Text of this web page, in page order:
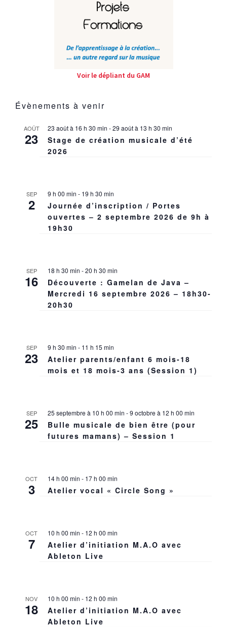
Voir le dépliant du GAM
Évènements à venir
AOÛT
23
23 août à 16 h 30 min -29 août à 13 h 30 min
Stage de création musicale d’été
2026
SEP
2
9 h 00 min - 19 h 30 min
Journée d’inscription / Portes
ouvertes – 2 septembre 2026 de 9h à
19h30
SEP
16
18 h 30 min -20 h 30 min
Découverte : Gamelan de Java –
Mercredi 16 septembre 2026 – 18h30-
20h30
SEP
23
9 h 30 min - 11 h 15 min
Atelier parents/enfant 6 mois-18
mois et 18 mois-3 ans (Session 1)
SEP
25
25 septembre à 10 h 00 min -9 octobre à 12 h 00 min
Bulle musicale de bien être (pour
futures mamans) – Session 1
OCT
3
14 h 00 min - 17 h 00 min
Atelier vocal « Circle Song »
OCT
7
10 h 00 min - 12 h 00 min
Atelier d’initiation M.A.O avec
Ableton Live
NOV
18
10 h 00 min - 12 h 00 min
Atelier d’initiation M.A.O avec
Ableton Live